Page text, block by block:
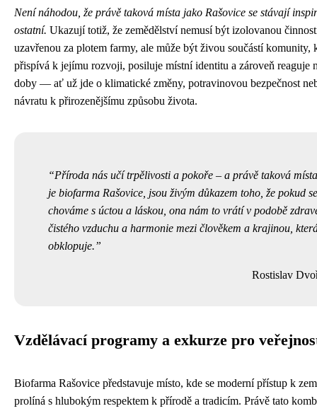
Není náhodou, že právě taková místa jako Rašovice se stávají
ostatní. Ukazují totiž, že zemědělství nemusí být izolovanou
uzavřenou za plotem farmy, ale může být živou součástí komunity,
přispívá k jejímu rozvoji, posiluje místní identitu a zároveň reaguje
doby — ať už jde o klimatické změny, potravinovou bezpečnost
návratu k přirozenějšímu způsobu života.
Příroda nás učí trpělivosti a pokoře – a právě taková
je biofarma Rašovice, jsou živým důkazem toho, že pokud
chováme s úctou a láskou, ona nám to vrátí v podobě
čistého vzduchu a harmonie mezi člověkem a krajinou,
obklopuje.
Rostislav
Vzdělávací programy a exkurze pro
Biofarma Rašovice představuje místo, kde se moderní přístup k
prolíná s hlubokým respektem k přírodě a tradicím. Právě tato